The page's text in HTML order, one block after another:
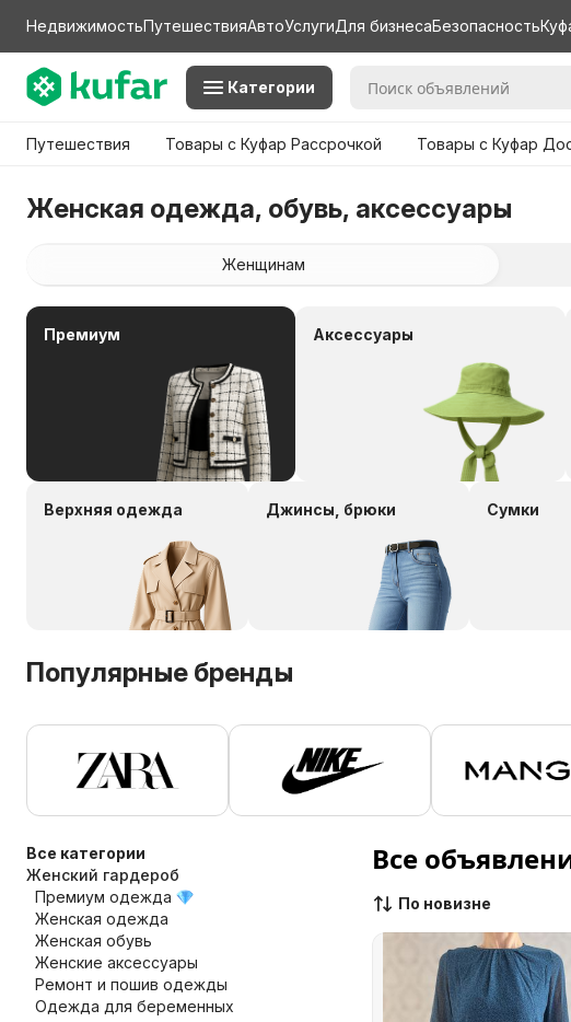
НедвижимостьПутешествияАвтоУслугиДля бизнесаБезопасность
Категории
Путешествия Товары с Куфар Рассрочкой Товары с Куфар
Женская одежда, обувь, аксессуары
Женщинам
Премиум Аксессуары
Верхняя одежда Джинсы, брюки Сумки
Популярные бренды
Все категории
Женский гардероб
Премиум одежда
Женская одежда
Женская обувь
Женские аксессуары
Ремонт и пошив одежды
Одежда для беременных
Все
По новизне